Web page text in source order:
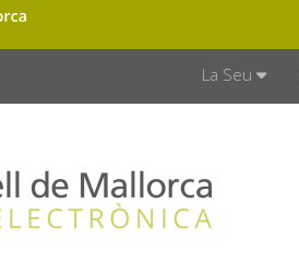
La Seu